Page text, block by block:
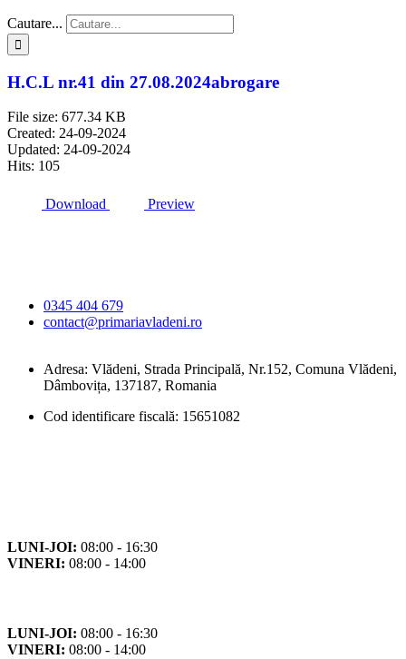
Cautare...
H.C.L nr.41 din 27.08.2024abrogare
File size: 677.34 KB
Created: 24-09-2024
Updated: 24-09-2024
Hits: 105
Download Preview
0345 404 679
contact@primariavladeni.ro
Adresa: Vlădeni, Strada Principală, Nr.152, Comuna Vlădeni,
Dâmbovița, 137187, Romania
Cod identificare fiscală: 15651082
LUNI-JOI: 08:00 - 16:30
VINERI: 08:00 - 14:00
LUNI-JOI: 08:00 - 16:30
VINERI: 08:00 - 14:00